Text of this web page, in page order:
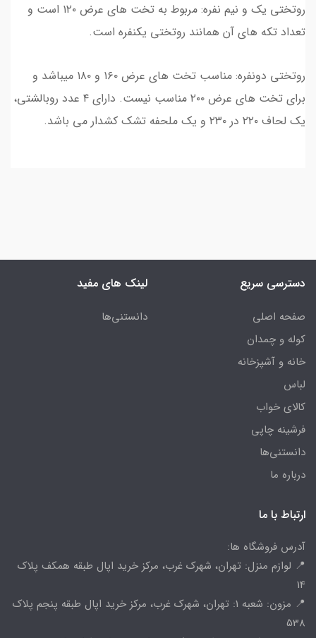
روتختی یک و نیم نفره: مربوط به تخت های عرض ۱۲۰ است و
تعداد تکه های آن همانند روتختی یکنفره است.
روتختی دونفره: مناسب تخت های عرض ۱۶۰ و ۱۸۰ میباشد و
برای تخت های عرض ۲۰۰ مناسب نیست. دارای ۴ عدد روبالشتی،
یک لحاف ۲۲۰ در ۲۳۰ و یک ملحفه تشک کشدار می باشد.
دسترسی سریع
صفحه اصلی
کوله و چمدان
خانه و آشپزخانه
لباس
کالای خواب
فرشینه چاپی
دانستنی‌ها
درباره ما
لینک های مفید
دانستنی‌ها
ارتباط با ما
آدرس فروشگاه ها:
📍 لوازم منزل: تهران، شهرک غرب، مرکز خرید اپال طبقه همکف پلاک
14
📍 مزون: شعبه 1: تهران، شهرک غرب، مرکز خرید اپال طبقه پنجم پلاک
538